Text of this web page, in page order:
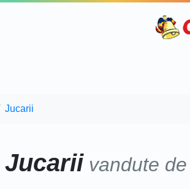
Jucarii
Jucariivandute